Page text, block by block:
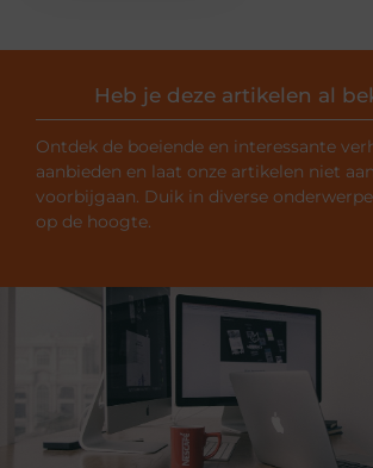
Heb je deze artikelen al
Ontdek de boeiende en interessante
aanbieden en laat onze artikelen niet
voorbijgaan. Duik in diverse
op de hoogte.